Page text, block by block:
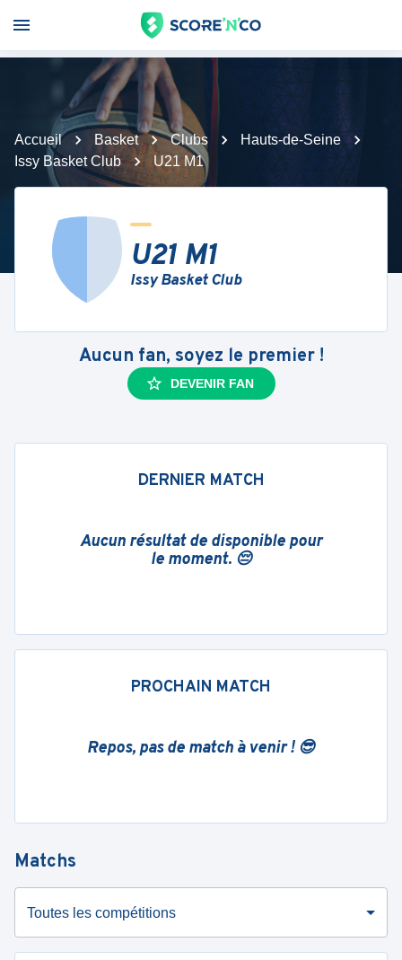
Accueil Basket Clubs
Hauts-de-Seine
Issy Basket Club
U21 M1
U21 M1
Issy Basket Club
Aucun fan, soyez le premier !
DEVENIR FAN
DERNIER MATCH
Aucun résultat de disponible pour
le moment. 😔
PROCHAIN MATCH
Repos, pas de match à venir ! 😎
Matchs
Toutes les compétitions